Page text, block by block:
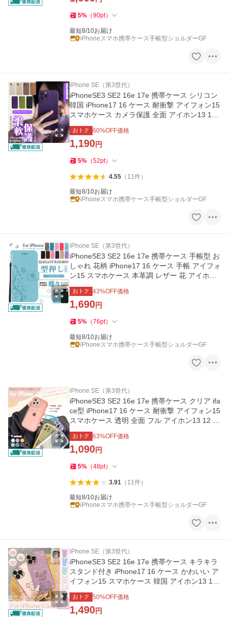
5% （90pt）
最短8/10お届け
iPhoneスマホ携帯ケース手帳型ショルダーGF
iPhone SE（第3世代）
iPhoneSE3 SE2 16e 17e 携帯ケース シリコン
韓国 iPhone17 16 ケース 耐衝撃 アイフォン15
スマホケース カメラ保護 全面 アイホン13 12
14 カバー
おトク 60%OFF価格
1,190円
5% （52pt）
4.55（ 11件）
最短8/10お届け
iPhoneスマホ携帯ケース手帳型ショルダーGF
iPhone SE（第3世代）
iPhoneSE3 SE2 16e 17e 携帯ケース 手帳型 お
しゃれ 花柄 iPhone17 16 ケース 手帳 アイフォ
ン15 スマホケース 本革調 レザー 花 アイホン1
3 12 14 カバー
おトク 43%OFF価格
1,690円
5% （76pt）
最短8/10お届け
iPhoneスマホ携帯ケース手帳型ショルダーGF
iPhone SE（第3世代）
iPhoneSE3 SE2 16e 17e 携帯ケース クリア ifa
ce型 iPhone17 16 ケース 耐衝撃 アイフォン15
スマホケース 透明 全面 フル アイホン13 12 14
カバー
おトク 63%OFF価格
1,090円
5% （48pt）
3.91（ 11件）
最短8/10お届け
iPhoneスマホ携帯ケース手帳型ショルダーGF
iPhone SE（第3世代）
iPhoneSE3 SE2 16e 17e 携帯ケース キラキラ
スタンド付き iPhone17 16 ケース かわいい ア
イフォン15 スマホケース 韓国 アイホン13 12
14 カバー
おトク 50%OFF価格
1,490円